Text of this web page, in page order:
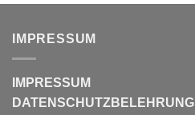
IMPRESSUM
IMPRESSUM
DATENSCHUTZBELEHRUNG